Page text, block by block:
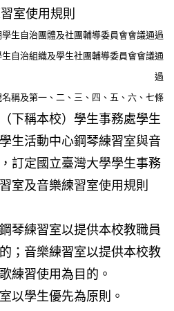
室使用規則
生自治團體及社團輔導委員會會議通過
自治組織及學生社團輔導委員會會議通
過
稱及第一、二、三、四、五、六、七條
下稱本校）學生事務處學生
生活動中心鋼琴練習室與音
訂定國立臺灣大學學生事務
室及音樂練習室使用規則
琴練習室以提供本校教職員
；音樂練習室以提供本校教
練習使用為目的。
以學生優先為原則。